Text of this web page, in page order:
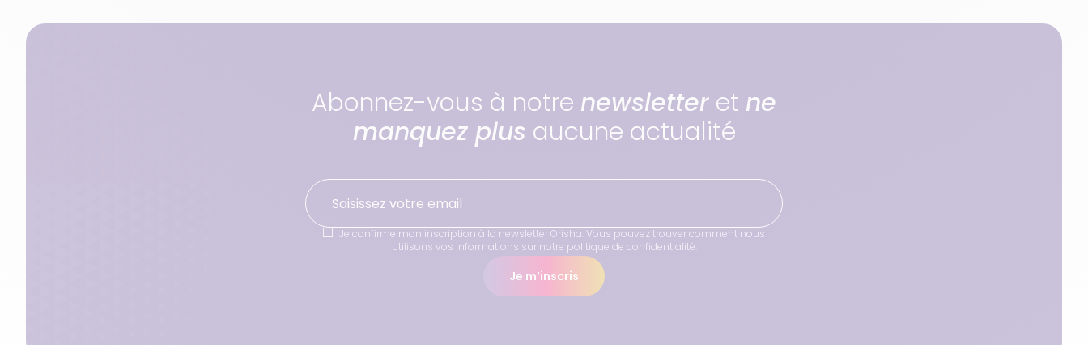
Abonnez-vous à notre newsletter et ne
manquez plus aucune actualité
Je confirme mon inscription à la newsletter Orisha. Vous pouvez trouver comment nous
utilisons vos informations sur notre politique de confidentialité.
Je m’inscris